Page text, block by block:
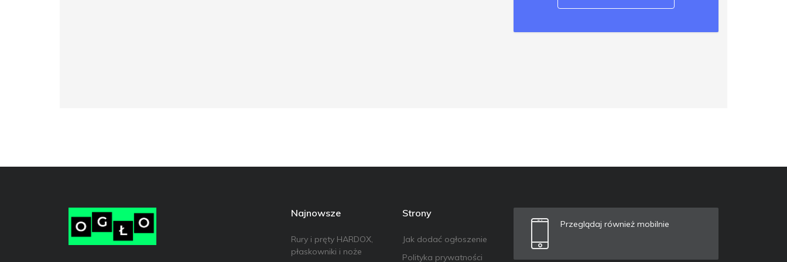
Najnowsze
Rury i pręty HARDOX,
płaskowniki i noże
Strony
Jak dodać ogłoszenie
Polityka prywatności
Przeglądaj również mobilnie